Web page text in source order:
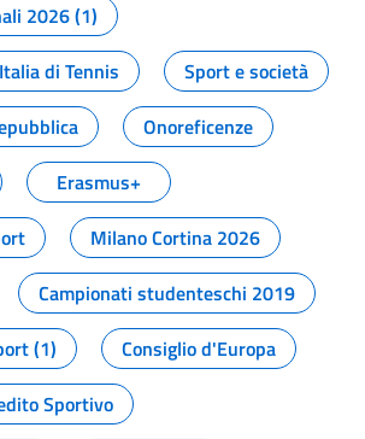
2026 (1)
di Tennis
Sport e società
Onoreficenze
Erasmus+
Milano Cortina 2026
Campionati studenteschi 2019
(1)
Consiglio d'Europa
Sportivo